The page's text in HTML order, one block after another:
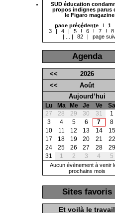
SUD éducation
propos indignes parus
le Figaro magazine
page précédente
| 1
3
| 4 | 5 | 6 | 7 | 8
|
| 82 | page
Agenda
<<
2026
<<
Août
Aujourd’hui
Lu Ma Me Je Ve Sa
27
28 29 30 31 1
3
4 5 6 7 8
10
11 12 13 14 15
17
18 19 20 21 22
24
25 26 27 28 29
31
1 2 3 4 5
Aucun évènement à venir
prochains mois
Sites favoris
Et voilà le travail